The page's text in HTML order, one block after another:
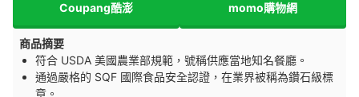
Coupang酷澎 momo購物網
商品摘要
符合 USDA 美國農業部規範，號稱供應當地知名餐廳。
通過嚴格的 SQF 國際食品安全認證，在業界被稱為鑽石級標
章。